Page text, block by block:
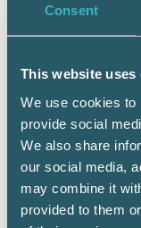
Consent
This website uses
We use cookies to
provide social
We also share
our social media,
may combine it
provided to them
BDO,
lärorik, jag är
någon
jag tidigare att
kompetens.
jag har fått det
kompetenta
att tentorna